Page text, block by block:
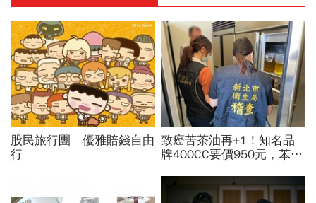
股民旅行團 優雅賠錢自由
行
致癌苦茶油再+1！知名品
牌400CC要價950元，苯駢
怎麼退貨？5家問題油廠最
新進度